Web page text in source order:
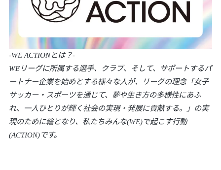
-WE ACTIONとは？-
WEリーグに所属する選手、クラブ、そして、サポートするパ
ートナー企業を始めとする様々な人が、リーグの理念「女子
サッカー・スポーツを通じて、夢や生き方の多様性にあふ
れ、一人ひとりが輝く社会の実現・発展に貢献する。」の実
現のために輪となり、私たちみんな(WE)で起こす行動
(ACTION)です。